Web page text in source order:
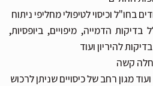
בחו"ל וכיסוי לטיפולי מחליפי ניתוח
בדיקות הדמייה, מיפויים, ביופסיות,
קשה
מגון רחב של כיסויים שניתן לרכוש